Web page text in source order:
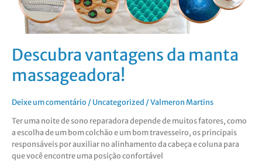
Descubra vantagens da manta
massageadora!
Deixe um comentário /Uncategorized /Valmeron Martins
Ter uma noite de sono reparadora depende de muitos fatores, como
a escolha de um bom colchão e um bom travesseiro, os principais
responsáveis por auxiliar no alinhamento da cabeça e coluna para
que você encontre uma posição confortável